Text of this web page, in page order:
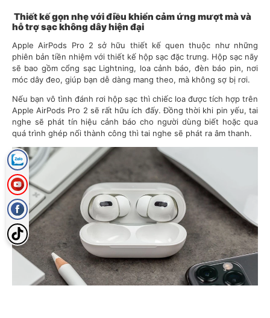
Thiết kế gọn nhẹ với điều khiển cảm ứng mượt mà và
hỗ trợ sạc không dây hiện đại
Apple AirPods Pro 2 sở hữu thiết kế quen thuộc như những
phiên bản tiền nhiệm với thiết kế hộp sạc đặc trưng. Hộp sạc nãy
sẽ bao gồm cổng sạc Lightning, loa cảnh báo, đèn báo pin, nơi
móc dây đeo, giúp bạn dễ dàng mang theo, mà không sợ bị rơi.
Nếu bạn vô tình đánh rơi hộp sạc thì chiếc loa được tích hợp trên
Apple AirPods Pro 2 sẽ rất hữu ích đấy. Đồng thời khi pin yếu, tai
nghe sẽ phát tín hiệu cảnh báo cho người dùng biết hoặc qua
quá trình ghép nối thành công thì tai nghe sẽ phát ra âm thanh.